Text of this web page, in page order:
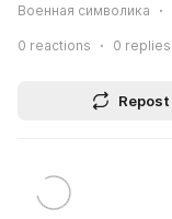
Военная символика
0 reactions 0 replies
Repost